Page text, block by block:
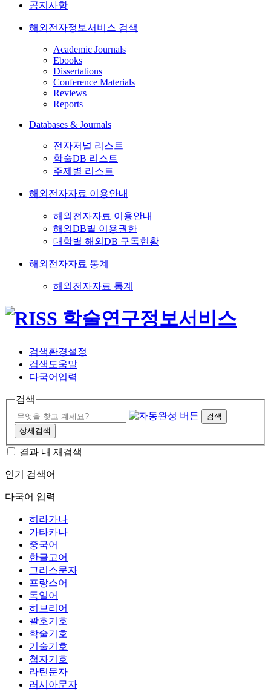
공지사항
해외전자정보서비스 검색
Academic Journals
Ebooks
Dissertations
Conference Materials
Reviews
Reports
Databases & Journals
전자저널 리스트
학술DB 리스트
주제별 리스트
해외전자자료 이용안내
해외전자자료 이용안내
해외DB별 이용권한
대학별 해외DB 구독현황
해외전자자료 통계
해외전자자료 통계
검색환경설정
검색도움말
다국어입력
검색
검색
상세검색
결과 내 재검색
인기 검색어
다국어 입력
히라가나
가타카나
중국어
한글고어
그리스문자
프랑스어
독일어
히브리어
괄호기호
학술기호
기술기호
첨자기호
라틴문자
러시아문자